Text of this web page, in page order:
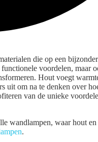
die op een
voordelen, maar
Hout voegt
uit om na te denken over
van de unieke
wandlampen, waar hout
.